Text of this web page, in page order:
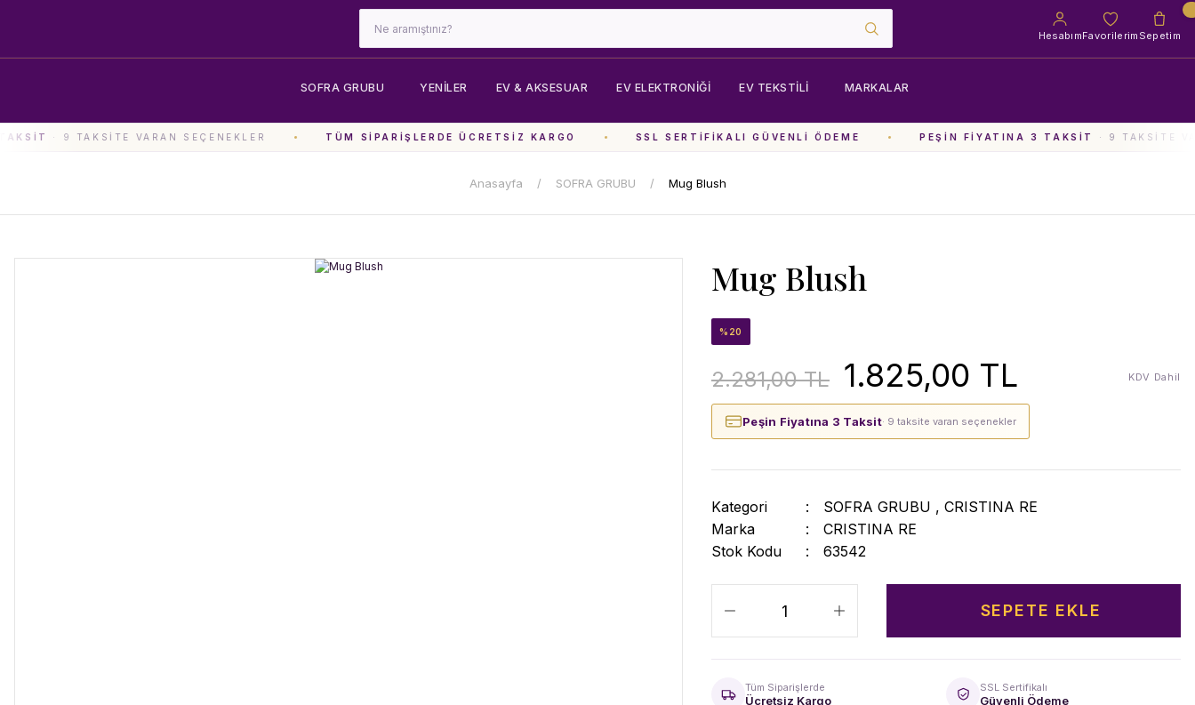
HesabımFavorilerim Sepetim
SOFRA GRUBU YENİLER EV & AKSESUAR EV ELEKTRONIĞI EV TEKSTILI MARKALAR
· 9 TAKSITE VARAN SEÇENEKLER TÜM SIPARIŞLERDE ÜCRETSIZ KARGO SSL SERTIFIKALI GÜVENLI ÖDEME PEŞIN FIYATINA 3 TAKSIT · 9 TAKSITE
Anasayfa SOFRA GRUBU Mug Blush
Mug Blush
%20
2.281,00 TL 1.825,00 TL KDV Dahil
Peşin Fiyatına 3 Taksit· 9 taksite varan seçenekler
Kategori SOFRA GRUBU , CRISTINA RE
Marka
CRISTINA RE
Stok Kodu
63542
SEPETE EKLE
Tüm Siparişlerde
Ücretsiz Kargo
SSL Sertifikalı
Güvenli Ödeme